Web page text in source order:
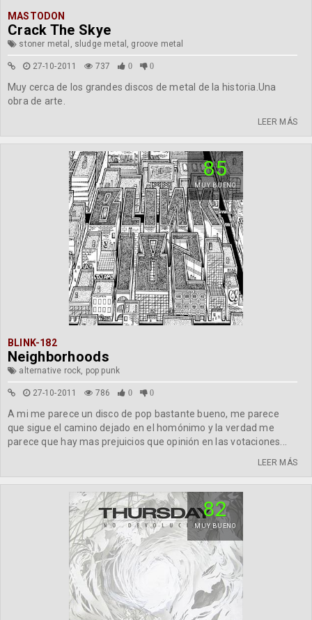
MASTODON
Crack The Skye
stoner metal, sludge metal, groove metal
27-10-2011 737 0 0
Muy cerca de los grandes discos de metal de la historia.Una
obra de arte.
LEER MÁS
85
MUY BUENO
BLINK-182
Neighborhoods
alternative rock, pop punk
27-10-2011 786 0 0
A mi me parece un disco de pop bastante bueno, me parece
que sigue el camino dejado en el homónimo y la verdad me
parece que hay mas prejuicios que opinión en las votaciones...
LEER MÁS
82
MUY BUENO